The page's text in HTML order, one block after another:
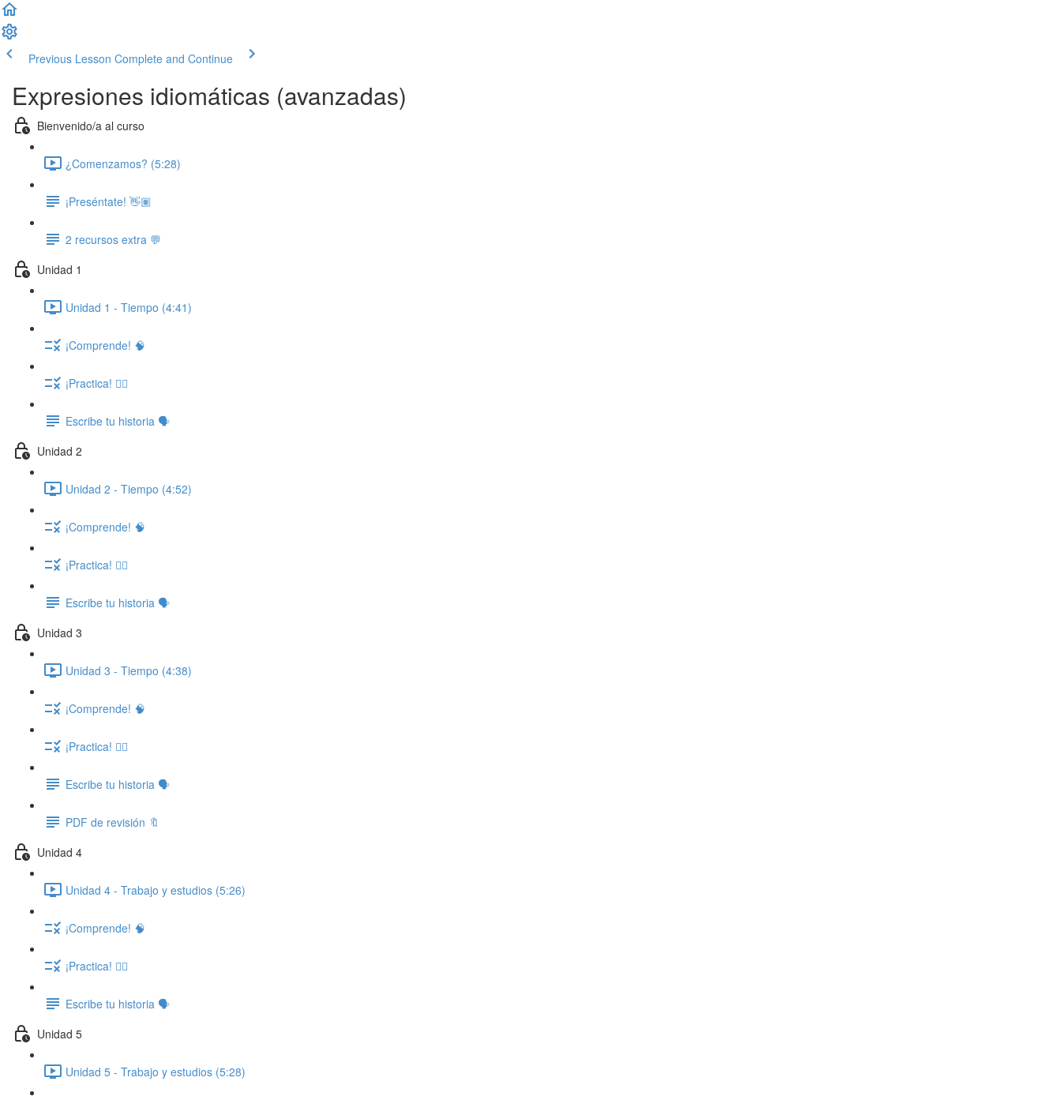
Previous Lesson Complete and Continue
Expresiones idiomáticas (avanzadas)
Bienvenido/a al curso
¿Comenzamos? (5:28)
¡Preséntate! 👋🏽
2 recursos extra 💬
Unidad 1
Unidad 1 - Tiempo (4:41)
¡Comprende! 🧠
¡Practica! ✍🏽
Escribe tu historia 🗣️
Unidad 2
Unidad 2 - Tiempo (4:52)
¡Comprende! 🧠
¡Practica! ✍🏽
Escribe tu historia 🗣️
Unidad 3
Unidad 3 - Tiempo (4:38)
¡Comprende! 🧠
¡Practica! ✍🏽
Escribe tu historia 🗣️
PDF de revisión 🔖
Unidad 4
Unidad 4 - Trabajo y estudios (5:26)
¡Comprende! 🧠
¡Practica! ✍🏽
Escribe tu historia 🗣️
Unidad 5
Unidad 5 - Trabajo y estudios (5:28)